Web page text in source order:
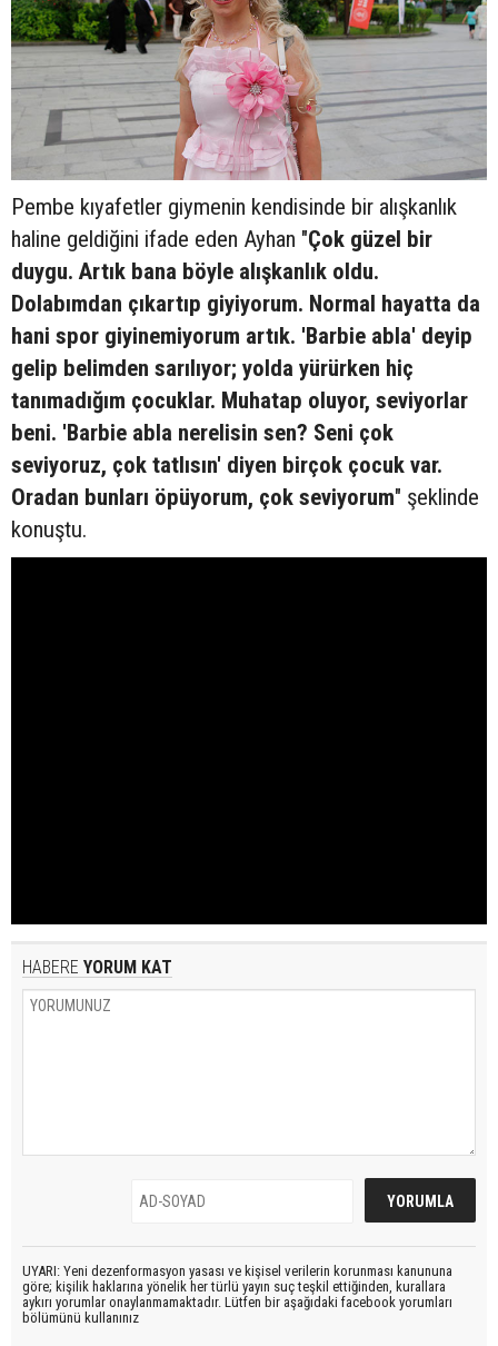
Pembe kıyafetler giymenin kendisinde bir alışkanlık
haline geldiğini ifade eden Ayhan "Çok güzel bir
duygu. Artık bana böyle alışkanlık oldu.
Dolabımdan çıkartıp giyiyorum. Normal hayatta da
hani spor giyinemiyorum artık. 'Barbie abla' deyip
gelip belimden sarılıyor; yolda yürürken hiç
tanımadığım çocuklar. Muhatap oluyor, seviyorlar
beni. 'Barbie abla nerelisin sen? Seni çok
seviyoruz, çok tatlısın' diyen birçok çocuk var.
Oradan bunları öpüyorum, çok seviyorum" şeklinde
konuştu.
HABERE YORUM KAT
UYARI: Yeni dezenformasyon yasası ve kişisel verilerin korunması kanununa
göre; kişilik haklarına yönelik her türlü yayın suç teşkil ettiğinden, kurallara
aykırı yorumlar onaylanmamaktadır. Lütfen bir aşağıdaki facebook yorumları
bölümünü kullanınız